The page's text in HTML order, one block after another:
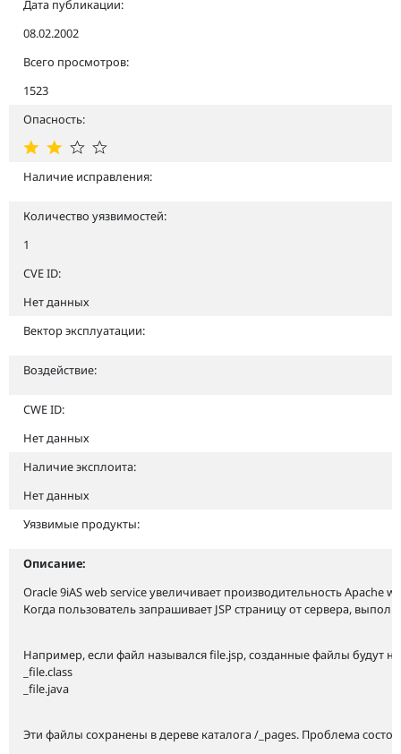
Дата публикации:
08.02.2002
Всего просмотров:
1523
Опасность:
Наличие исправления:
Количество уязвимостей:
1
CVE ID:
Нет данных
Вектор эксплуатации:
Воздействие:
CWE ID:
Нет данных
Наличие эксплоита:
Нет данных
Уязвимые продукты:
Описание:
Oracle 9iAS web service увеличивает производительность Apache
Когда пользователь запрашивает JSP страницу от сервера,
Например, если файл назывался file.jsp, созданные файлы будут
_file.class
_file.java
Эти файлы сохранены в дереве каталога /_pages. Проблема